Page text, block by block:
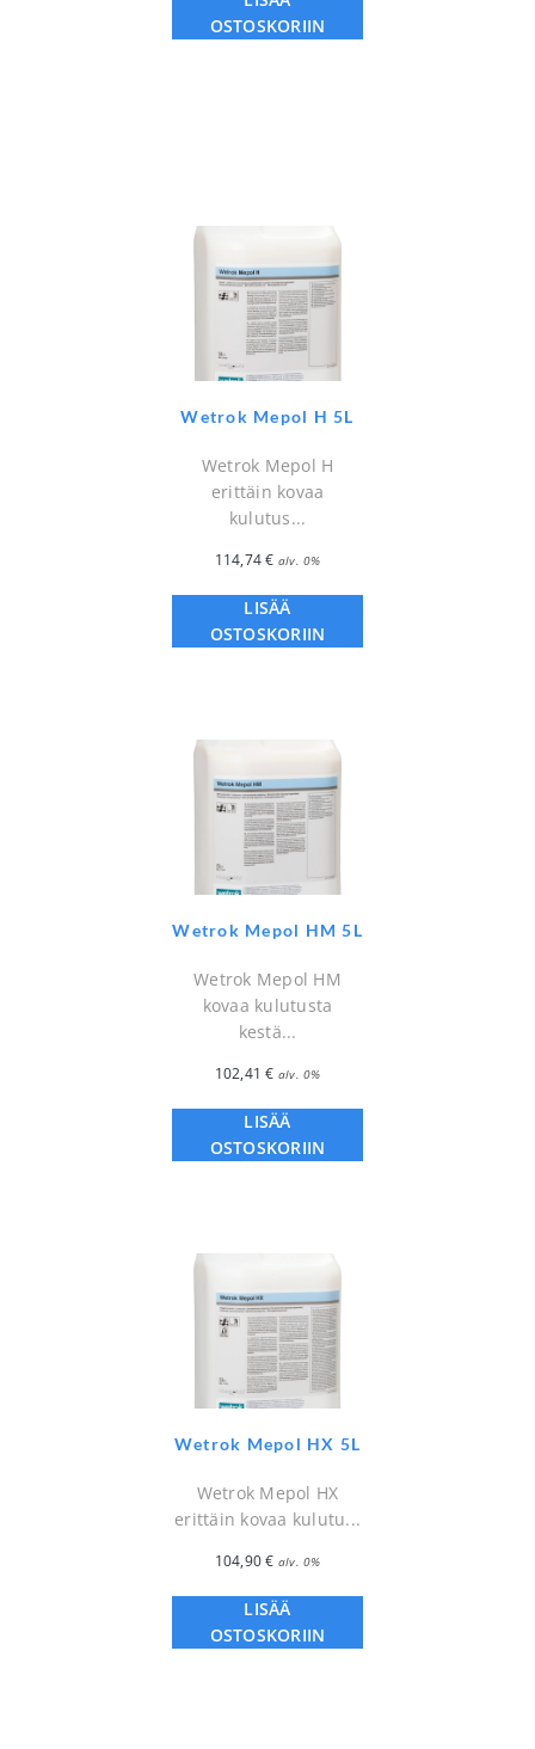
OSTOSKORIIN
Wetrok Mepol H 5L
Wetrok Mepol H
erittäin kovaa
kulutus...
114,74€ alv. 0%
LISÄÄ
OSTOSKORIIN
Wetrok Mepol HM 5L
Wetrok Mepol HM
kovaa kulutusta
kestä...
102,41€ alv. 0%
LISÄÄ
OSTOSKORIIN
Wetrok Mepol HX 5L
Wetrok Mepol HX
erittäin kovaa kulutu...
104,90€ alv. 0%
LISÄÄ
OSTOSKORIIN